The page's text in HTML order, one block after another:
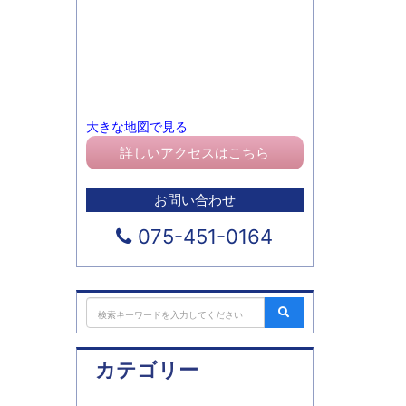
大きな地図で見る
詳しいアクセスはこちら
お問い合わせ
075-451-0164
カテゴリー